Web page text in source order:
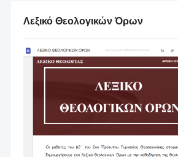
Λεξικό Θεολογικών Όρων